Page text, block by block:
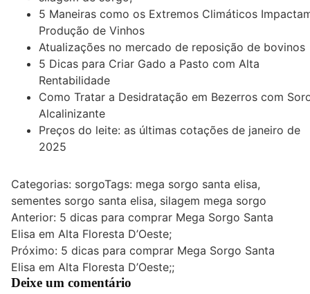
5 Maneiras como os Extremos Climáticos
Produção de Vinhos
Atualizações no mercado de reposição de bovinos
5 Dicas para Criar Gado a Pasto com Alta
Rentabilidade
Como Tratar a Desidratação em Bezerros com
Alcalinizante
Preços do leite: as últimas cotações de janeiro de
2025
Categorias: sorgoTags: mega sorgo santa elisa,
sementes sorgo santa elisa, silagem mega sorgo
Navegação
de
Post
Anterior: 5 dicas para comprar Mega Sorgo Santa
Elisa em Alta Floresta D’Oeste;
Próximo: 5 dicas para comprar Mega Sorgo Santa
Elisa em Alta Floresta D’Oeste;;
Deixe um comentário